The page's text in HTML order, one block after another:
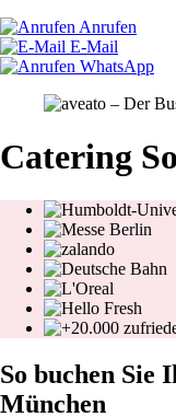
Anrufen
E-Mail
WhatsApp
Catering
So buchen Sie
München